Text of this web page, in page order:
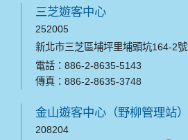
三芝遊客中心
252005
新北市三芝區埔坪里埔頭坑164-2號
電話：886-2-8635-5143
傳真：886-2-8635-3748
金山遊客中心（野柳管理站）
208204